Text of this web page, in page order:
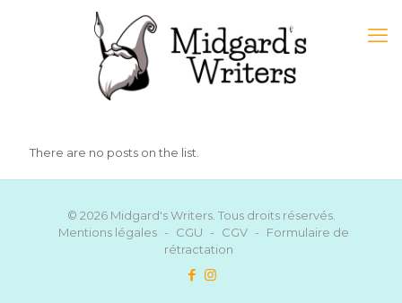
There are no posts on the list.
© 2026 Midgard's Writers. Tous droits réservés.
Mentions légales - CGU - CGV -
Formulaire de
rétractation